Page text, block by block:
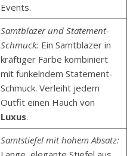
Events.
Samtblazer und Statement-
Schmuck:Ein Samtblazer in
kräftiger Farbe kombiniert
mit funkelndem Statement-
Schmuck. Verleiht jedem
Outfit einen Hauch von
Luxus.
Samtstiefel mit hohem Absatz: